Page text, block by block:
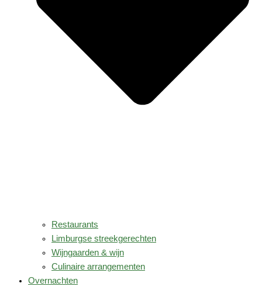
Restaurants
Limburgse streekgerechten
Wijngaarden & wijn
Culinaire arrangementen
Overnachten